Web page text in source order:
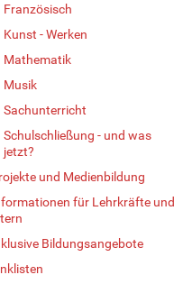
Französisch
Kunst - Werken
Mathematik
Musik
Sachunterricht
Schulschließung - und was
jetzt?
und Medienbildung
für Lehrkräfte und
Bildungsangebote